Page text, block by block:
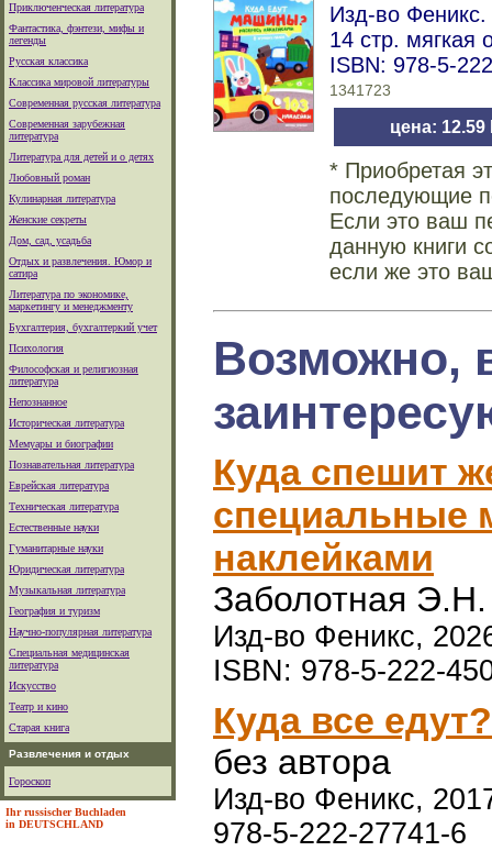
Приключенческая литература
Фантастика, фэнтези, мифы и
легенды
Русская классика
Классика мировой литературы
Современная русская литература
Современная зарубежная
литература
Литература для детей и о детях
Любовный роман
Кулинарная литература
Женские секреты
Дом, сад, усадьба
Отдых и развлечения. Юмор и
сатира
Литература по экономике,
маркетингу и менеджменту
Бухгалтерия, бухгалтеркий учет
Психология
Философская и религиозная
литература
Непознанное
Историческая литература
Мемуары и биографии
Познавательная литература
Еврейская литература
Техническая литература
Естественные науки
Гуманитарные науки
Юридическая литература
Музыкальная литература
География и туризм
Научно-популярная литература
Специальная медицинская
литература
Искусство
Театр и кино
Старая книга
Развлечения и отдых
Гороскоп
Ihr russischer Buchladen
in DEUTSCHLAND
Изд-во Феникс.
14 стр. мягкая
ISBN: 978-5-
1341723
цена: 12.59
* Приобретая
последующие
Если это ваш
данную книги
если же это
Возможно,
Куда спешит
специальные
наклейками
Заболотная Э.Н.
Изд-во Феникс,
ISBN: 978-5-222-
Куда все
без автора
Изд-во Феникс,
978-5-222-27741-6